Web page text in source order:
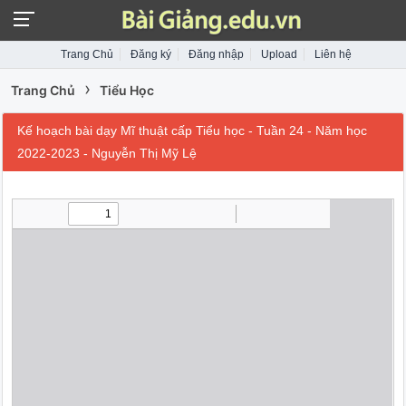
Trang Chủ Đăng ký Đăng nhập Upload Liên hệ
Trang Chủ › Tiểu Học
Kế hoạch bài dạy Mĩ thuật cấp Tiểu học - Tuần 24 - Năm học
2022-2023 - Nguyễn Thị Mỹ Lệ